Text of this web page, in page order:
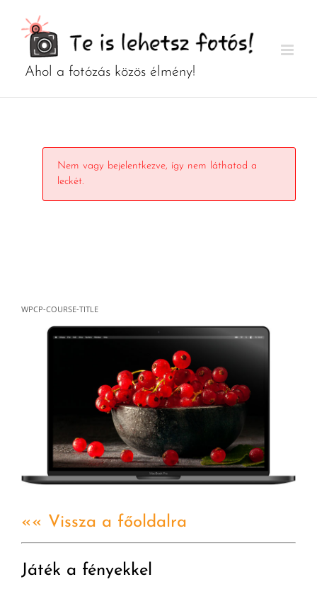
Nem vagy bejelentkezve, így nem láthatod a
leckét.
WPCP-COURSE-TITLE
«« Vissza a főoldalra
Játék a fényekkel